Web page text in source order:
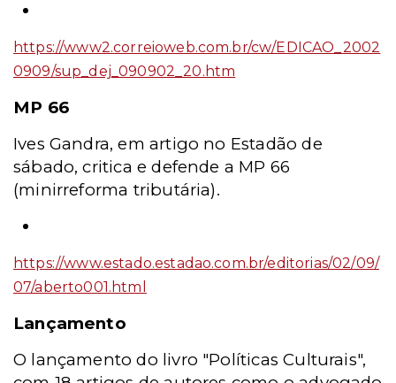
https://www2.correioweb.com.br/cw/EDICAO_2002
0909/sup_dej_090902_20.htm
MP 66
Ives Gandra, em artigo no Estadão de
sábado, critica e defende a MP 66
(minirreforma tributária).
https://www.estado.estadao.com.br/editorias/02/09/
07/aberto001.html
Lançamento
O lançamento do livro "Políticas Culturais",